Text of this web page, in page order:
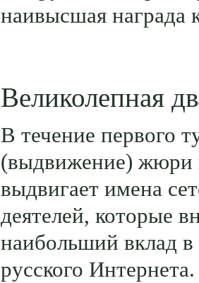
наивысшая награда
Великолепная
В течение первого
(выдвижение) жюри
выдвигает имена
деятелей, которые
наибольший вклад в
русского